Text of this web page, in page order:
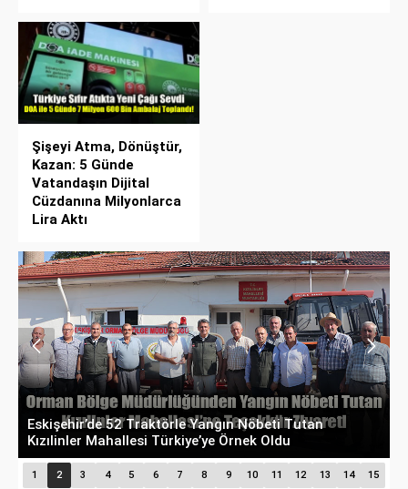
Şişeyi Atma, Dönüştür,
Kazan: 5 Günde
Vatandaşın Dijital
Cüzdanına Milyonlarca
Lira Aktı
Eskişehir’de 52 Traktörle Yangın Nöbeti Tutan
Kızılinler Mahallesi Türkiye’ye Örnek Oldu
1 2 3 4 5 6 7 8 9 10 11 12 13 14 15